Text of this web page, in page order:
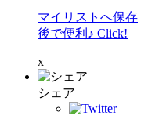
マイリストへ保存
後で便利♪ Click!
x
シェア